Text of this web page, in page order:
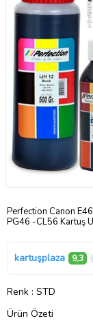
Perfection Canon
PG46 -CL56 Kartuş
kartuşplaza 9,3
Renk : STD
Ürün Özeti